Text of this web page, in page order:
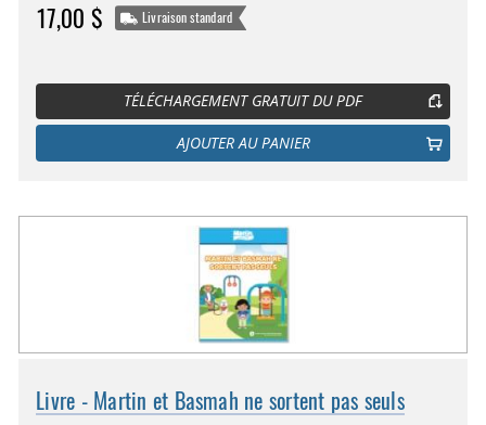
17,00 $ Livraison standard
TÉLÉCHARGEMENT GRATUIT DU PDF
AJOUTER AU PANIER
Livre - Martin et Basmah ne sortent pas seuls